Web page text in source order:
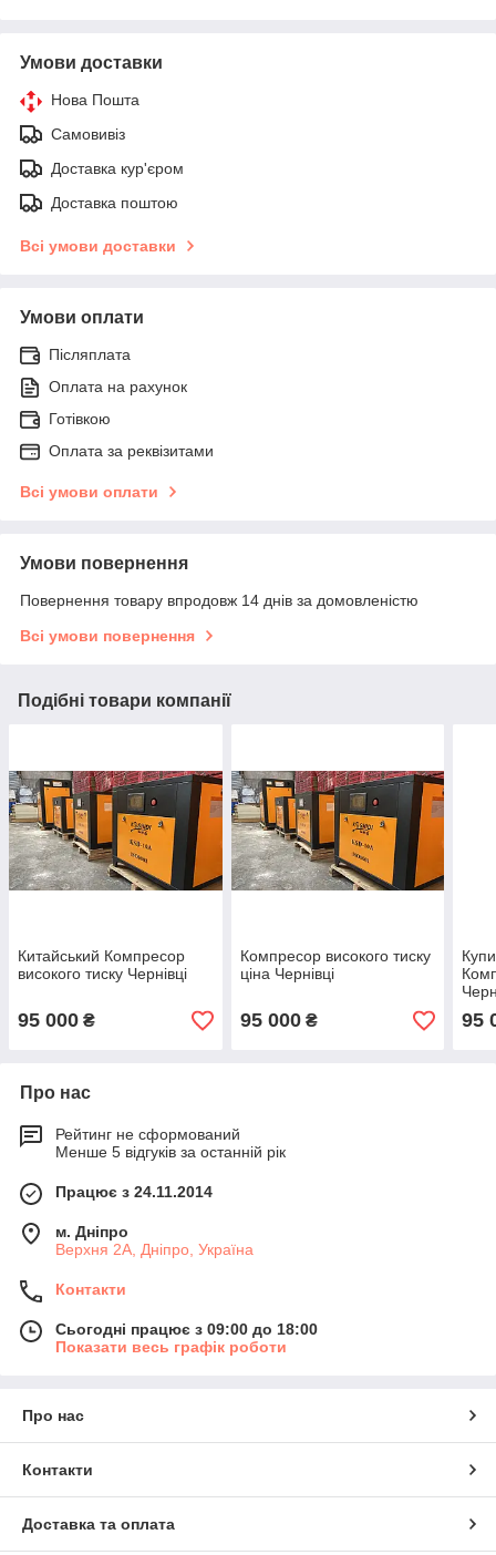
Умови доставки
Нова Пошта
Самовивіз
Доставка кур'єром
Доставка поштою
Всі умови доставки
Умови оплати
Післяплата
Оплата на рахунок
Готівкою
Оплата за реквізитами
Всі умови оплати
Умови повернення
Повернення товару впродовж 14 днів за домовленістю
Всі умови повернення
Подібні товари компанії
Китайський Компресор
високого тиску Чернівці
95 000 ₴
Компресор високого тиску
ціна Чернівці
95 000₴ 95
Про нас
Рейтинг не сформований
Менше 5 відгуків за останній рік
Працює з 24.11.2014
м. Дніпро
Верхня 2А, Дніпро, Україна
Контакти
Сьогодні працює з 09:00 до 18:00
Показати весь графік роботи
Про нас
Контакти
Доставка та оплата